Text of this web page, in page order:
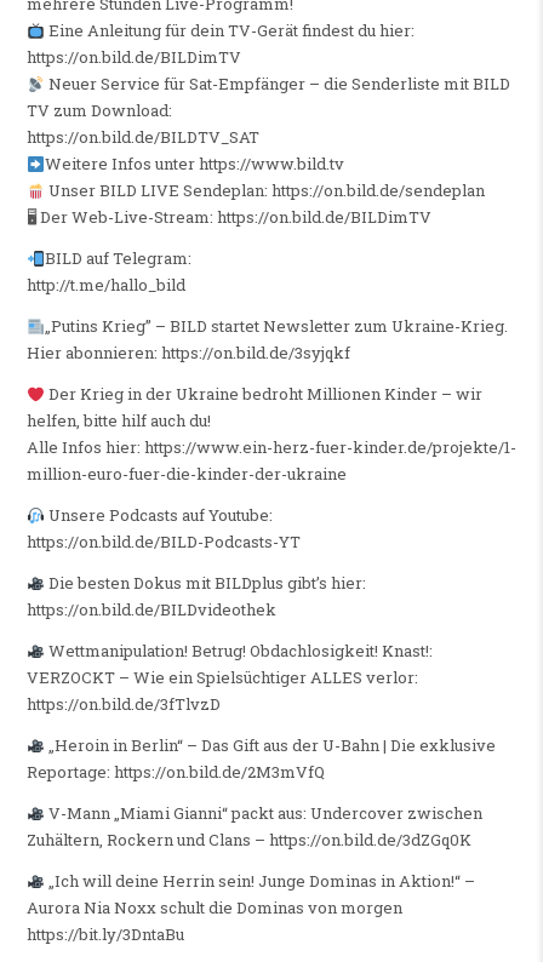
Eine Anleitung für dein TV-Gerät findest du hier:
https://on.bild.de/BILDimTV
Neuer Service für Sat-Empfänger – die Senderliste mit BILD
TV zum Download:
https://on.bild.de/BILDTV_SAT
Weitere Infos unter https://www.bild.tv
Unser BILD LIVE Sendeplan: https://on.bild.de/sendeplan
🖥 Der Web-Live-Stream: https://on.bild.de/BILDimTV
BILD auf Telegram:
http://t.me/hallo_bild
„Putins Krieg” – BILD startet Newsletter zum Ukraine-Krieg.
Hier abonnieren: https://on.bild.de/3syjqkf
Der Krieg in der Ukraine bedroht Millionen Kinder – wir
helfen, bitte hilf auch du!
Alle Infos hier: https://www.ein-herz-fuer-kinder.de/projekte/1-
million-euro-fuer-die-kinder-der-ukraine
Unsere Podcasts auf Youtube:
https://on.bild.de/BILD-Podcasts-YT
Die besten Dokus mit BILDplus gibt’s hier:
https://on.bild.de/BILDvideothek
Wettmanipulation! Betrug! Obdachlosigkeit! Knast!:
VERZOCKT – Wie ein Spielsüchtiger ALLES verlor:
https://on.bild.de/3fTlvzD
„Heroin in Berlin“ – Das Gift aus der U-Bahn | Die exklusive
Reportage: https://on.bild.de/2M3mVfQ
V-Mann „Miami Gianni“ packt aus: Undercover zwischen
Zuhältern, Rockern und Clans – https://on.bild.de/3dZGq0K
„Ich will deine Herrin sein! Junge Dominas in Aktion!“ –
Aurora Nia Noxx schult die Dominas von morgen
https://bit.ly/3DntaBu